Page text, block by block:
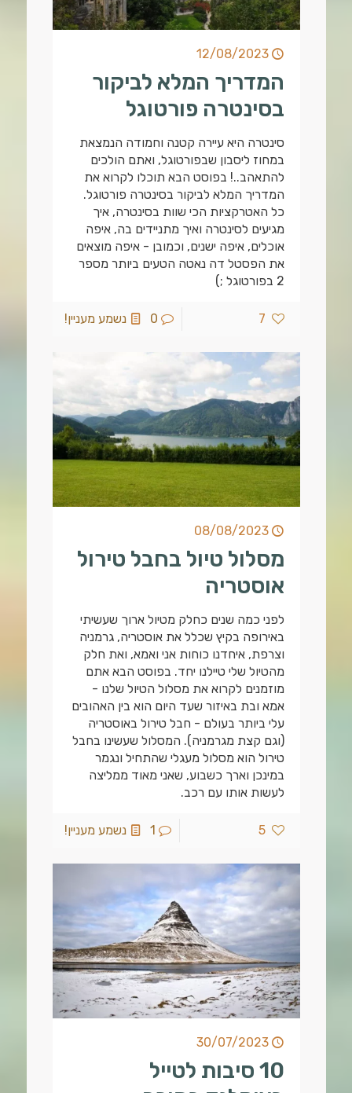
12/08/2023
המדריך המלא לביקור
בסינטרה פורטוגל
סינטרה היא עיירה קטנה וחמודה הנמצאת
במחוז ליסבון שבפורטוגל, ואתם הולכים
להתאהב..! בפוסט הבא תוכלו לקרוא את
המדריך המלא לביקור בסינטרה פורטוגל.
כל האטרקציות הכי שוות בסינטרה, איך
מגיעים לסינטרה ואיך מתניידים בה, איפה
אוכלים, איפה ישנים, וכמובן - איפה מוצאים
את הפסטל דה נאטה הטעים ביותר מספר
2 בפורטוגל ;)
7
0 נשמע מעניין!
08/08/2023
מסלול טיול בחבל טירול
אוסטריה
לפני כמה שנים כחלק מטיול ארוך שעשיתי
באירופה בקיץ שכלל את אוסטריה, גרמניה
וצרפת, איחדנו כוחות אני ואמא, ואת חלק
מהטיול שלי טיילנו יחד. בפוסט הבא אתם
מוזמנים לקרוא את מסלול הטיול שלנו -
אמא ובת באיזור שעד היום הוא בין האהובים
עלי ביותר בעולם - חבל טירול באוסטריה
(וגם קצת מגרמניה). המסלול שעשינו בחבל
טירול הוא מסלול מעגלי שהתחיל ונגמר
במינכן וארך כשבוע, שאני מאוד ממליצה
לעשות אותו עם רכב.
5
1 נשמע מעניין!
30/07/2023
10 סיבות לטייל